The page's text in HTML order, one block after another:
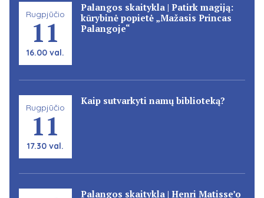
Rugpjūčio
11
16.00 val.
Palangos skaitykla | Patirk magiją:
kūrybinė popietė „Mažasis Princas
Palangoje“
Rugpjūčio
11
17.30 val.
Kaip sutvarkyti namų biblioteką?
Palangos skaitykla | Henri Matisse’o